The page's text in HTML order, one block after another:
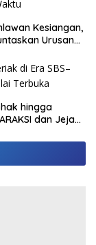
Kesiangan,
Urusan
hingga
dan Jejak